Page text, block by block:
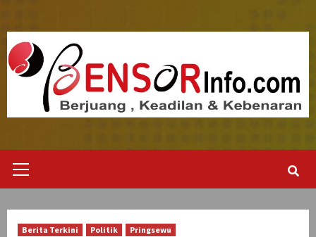
content
Menu
Berita Terkini Politik Pringsewu